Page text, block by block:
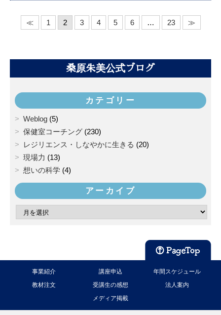
≪ 1 2 3 4 5 6 … 23 ≫
桑原朱美公式ブログ
カテゴリー
Weblog(5)
保健室コーチング(230)
レジリエンス・しなやかに生きる (20)
現場力 (13)
想いの科学 (4)
アーカイブ
事業紹介 講座申込
年間スケジュール
教材注文
受講生の感想
法人案内
メディア掲載